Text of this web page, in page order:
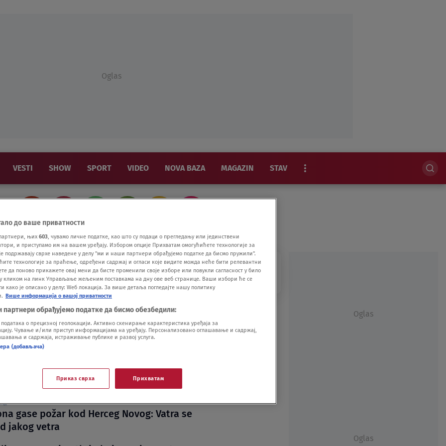
Oglas
VESTI SHOW SPORT VIDEO NOVA BAZA MAGAZIN STAV
vozač: Nudio mito saobraćajcu, pa se
u kola na pet sati
sa Kosova pokušao da siluje Srpkinju u
u Herceg Novom, policija ga uhapsila
BiH uhapšen zbog sumnje da je
zlostavljao maloletnog sina
gase požar kod Herceg Novog: Vatra se
jakog vetra
Oglas
Oglas
до ваше приватности
њих 603, чувамо личне податке, као што су подаци о прегледању или јединствени
и приступамо им на вашем уређају. Избором опције Прихватам омогућићете технологије за
подржавају сврхе наведене у делу "ми и наши партнери обрађујемо податке да бисмо пружили".
технологије за праћење, одређени садржај и огласи које видите можда неће бити релевантни
да поново прикажете овај мени да бисте променили своје изборе или повукли сагласност у било
кликом на линк Управљање жељеним поставкама на дну ове веб странице. Ваши избори ће се
како је описано у делу: Wеб локација. За више детаља погледајте нашу политику
Више информација о вашој приватности
обрађујемо податке да бисмо обезбедили:
о прецизној геолокацији. Активно скенирање карактеристика уређаја за
Чување и/или приступ информацијама на уређају. Персонализовано оглашавање и садржај,
и садржаја, истраживање публике и развој услуга.
(добављача)
Приказ сврха Прихватам